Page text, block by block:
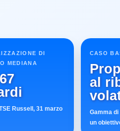
DI
MEDIANA
Russell, 31 marzo
CASO
al
Gamma
un